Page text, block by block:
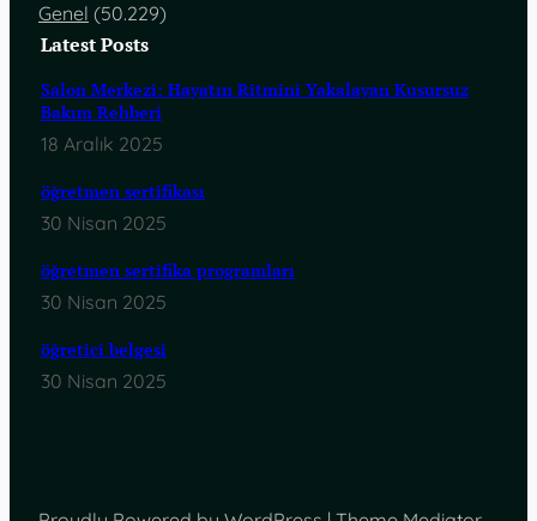
Genel (50.229)
Latest Posts
Salon Merkezi: Hayatın Ritmini Yakalayan Kusursuz
Bakım Rehberi
18 Aralık 2025
öğretmen sertifikası
30 Nisan 2025
öğretmen sertifika programları
30 Nisan 2025
öğretici belgesi
30 Nisan 2025